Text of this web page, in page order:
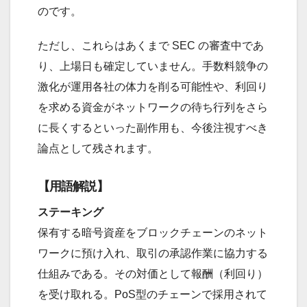
のです。
ただし、これらはあくまで SEC の審査中であ
り、上場日も確定していません。手数料競争の
激化が運用各社の体力を削る可能性や、利回り
を求める資金がネットワークの待ち行列をさら
に長くするといった副作用も、今後注視すべき
論点として残されます。
【用語解説】
ステーキング
保有する暗号資産をブロックチェーンのネット
ワークに預け入れ、取引の承認作業に協力する
仕組みである。その対価として報酬（利回り）
を受け取れる。PoS型のチェーンで採用されて